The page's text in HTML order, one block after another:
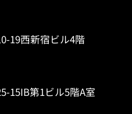
19西新宿ビル4階
15IB第1ビル5階A室